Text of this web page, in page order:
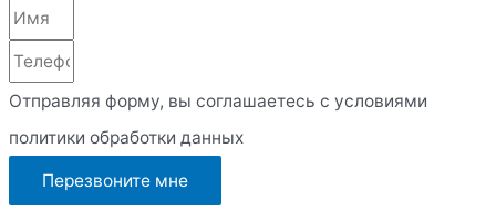
Отправляя форму, вы соглашаетесь с условиями
политики обработки данных
Перезвоните мне